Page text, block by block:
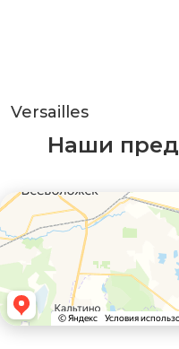
Versailles
Наши